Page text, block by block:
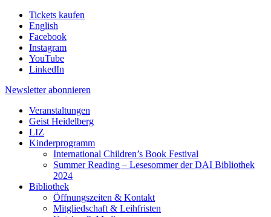
Tickets kaufen
English
Facebook
Instagram
YouTube
LinkedIn
Newsletter abonnieren
Veranstaltungen
Geist Heidelberg
LIZ
Kinderprogramm
International Children’s Book Festival
Summer Reading – Lesesommer der DAI Bibliothek
2024
Bibliothek
Öffnungszeiten & Kontakt
Mitgliedschaft & Leihfristen